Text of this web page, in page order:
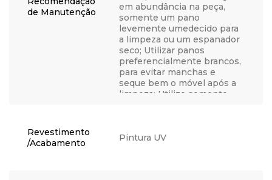
de Manutenção
em abundância na peça,
somente um pano
levemente umedecido para
a limpeza ou um espanador
seco; Utilizar panos
preferencialmente brancos,
para evitar manchas e
seque bem o móvel após a
limpeza; Utilize somente
não neutros ou produtos de
Revestimento
/Acabamento
Pintura UV